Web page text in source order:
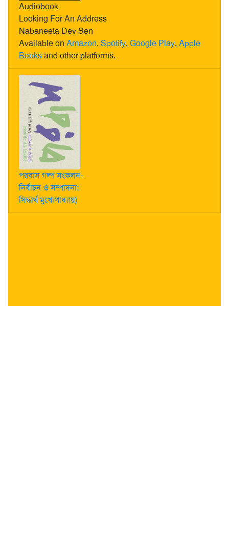
Audiobook
Looking For An Address
Nabaneeta Dev Sen
Available on Amazon, Spotify, Google Play, Apple
Booksand other platforms.
পরবাস গল্প সংকলন-
নির্বাচন ও সম্পাদনা:
সিদ্ধার্থ মুখোপাধ্যায়)